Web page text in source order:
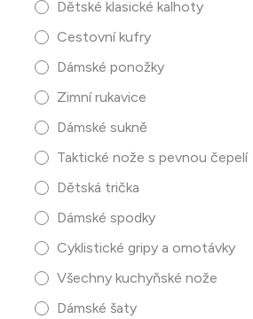
Dětské klasické kalhoty
Cestovní kufry
Dámské ponožky
Zimní rukavice
Dámské sukně
Taktické nože s pevnou čepelí
Dětská trička
Dámské spodky
Cyklistické gripy a omotávky
Všechny kuchyňské nože
Dámské šaty